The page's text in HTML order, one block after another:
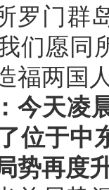
罗门群
们愿同
福两国
今天凌
位于中
势再度